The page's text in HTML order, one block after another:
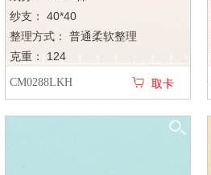
纱支： 40*40
整理方式： 普通柔软整理
克重： 124
CM0288LKH 取卡